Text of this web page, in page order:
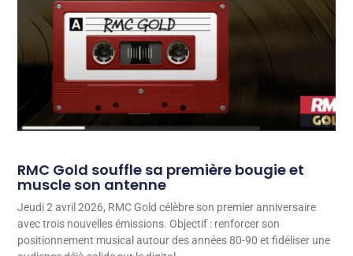
RMC Gold souffle sa première bougie et
muscle son antenne
Jeudi 2 avril 2026, RMC Gold célèbre son premier anniversaire
avec trois nouvelles émissions. Objectif : renforcer son
positionnement musical autour des années 80-90 et fidéliser une